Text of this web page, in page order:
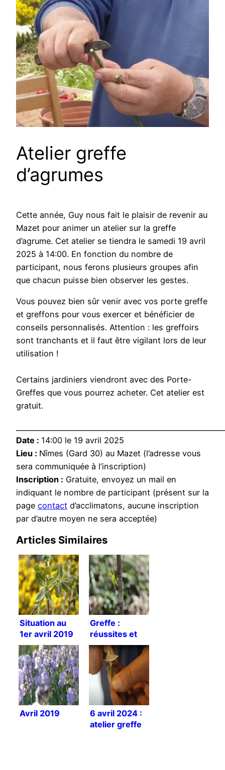
Atelier greffe
d’agrumes
Cette année, Guy nous fait le plaisir de revenir au
Mazet pour animer un atelier sur la greffe
d’agrume. Cet atelier se tiendra le samedi 19 avril
2025 à 14:00. En fonction du nombre de
participant, nous ferons plusieurs groupes afin
que chacun puisse bien observer les gestes.
Vous pouvez bien sûr venir avec vos porte greffe
et greffons pour vous exercer et bénéficier de
conseils personnalisés. Attention : les greffoirs
sont tranchants et il faut être vigilant lors de leur
utilisation !
Certains jardiniers viendront avec des Porte-
Greffes que vous pourrez acheter. Cet atelier est
gratuit.
Date : 14:00 le 19 avril 2025
Lieu : Nîmes (Gard 30) au Mazet (l’adresse vous
sera communiquée à l’inscription)
Inscription : Gratuite, envoyez un mail en
indiquant le nombre de participant (présent sur la
page contact d’acclimatons, aucune inscription
par d’autre moyen ne sera acceptée)
Articles Similaires
Situation au
1er avril 2019
Greffe :
réussites et
échecs
Avril 2019
6 avril 2024 :
atelier greffe